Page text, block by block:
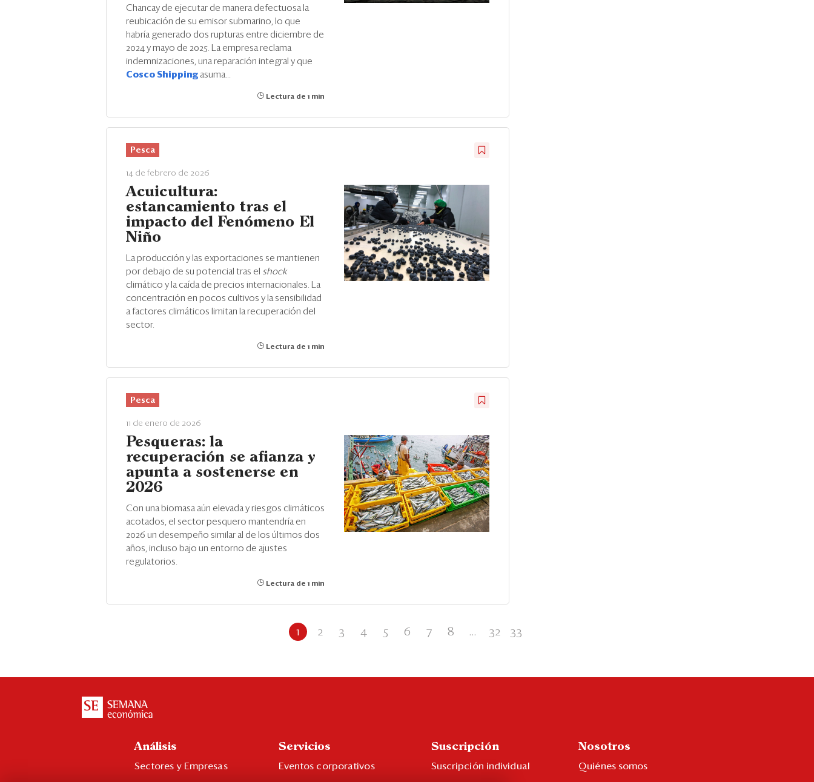
Chancay de ejecutar de manera defectuosa la
reubicación de su emisor submarino, lo que
habría generado dos rupturas entre diciembre de
2024 y mayo de 2025. La empresa reclama
indemnizaciones, una reparación integral y que
Cosco Shipping asuma...
Lectura de 1 min
Pesca
14 de febrero de 2026
Acuicultura:
estancamiento tras el
impacto del Fenómeno El
Niño
La producción y las exportaciones se mantienen
por debajo de su potencial tras el shock
climático y la caída de precios internacionales. La
concentración en pocos cultivos y la sensibilidad
a factores climáticos limitan la recuperación del
sector.
Lectura de 1 min
Pesca
11 de enero de 2026
Pesqueras: la
recuperación se afianza y
apunta a sostenerse en
2026
Con una biomasa aún elevada y riesgos climáticos
acotados, el sector pesquero mantendría en
2026 un desempeño similar al de los últimos dos
años, incluso bajo un entorno de ajustes
regulatorios.
Lectura de 1 min
1 2 3 4 5 6 7 8 ... 32 33
Análisis
Sectores y Empresas
Servicios
Eventos corporativos
Suscripción
Suscripción individual
Nosotros
Quiénes somos